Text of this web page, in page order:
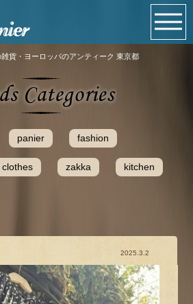
貨・ヨーロッパのアンティーク 東京都
panier fashion
clothes zakka kitchen
2025.3.2